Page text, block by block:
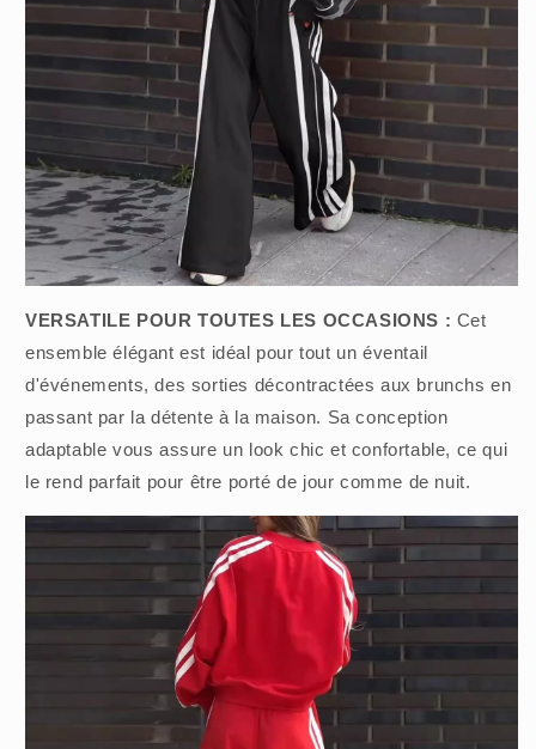
VERSATILE POUR TOUTES LES OCCASIONS : Cet
ensemble élégant est idéal pour tout un éventail
d'événements, des sorties décontractées aux brunchs en
passant par la détente à la maison. Sa conception
adaptable vous assure un look chic et confortable, ce qui
le rend parfait pour être porté de jour comme de nuit.